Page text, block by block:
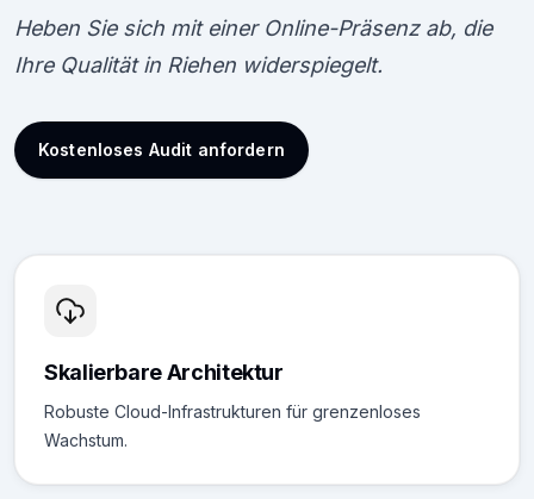
Heben Sie sich mit einer Online-Präsenz ab, die
Ihre Qualität in Riehen widerspiegelt.
Kostenloses Audit anfordern
Skalierbare Architektur
Robuste Cloud-Infrastrukturen für grenzenloses
Wachstum.